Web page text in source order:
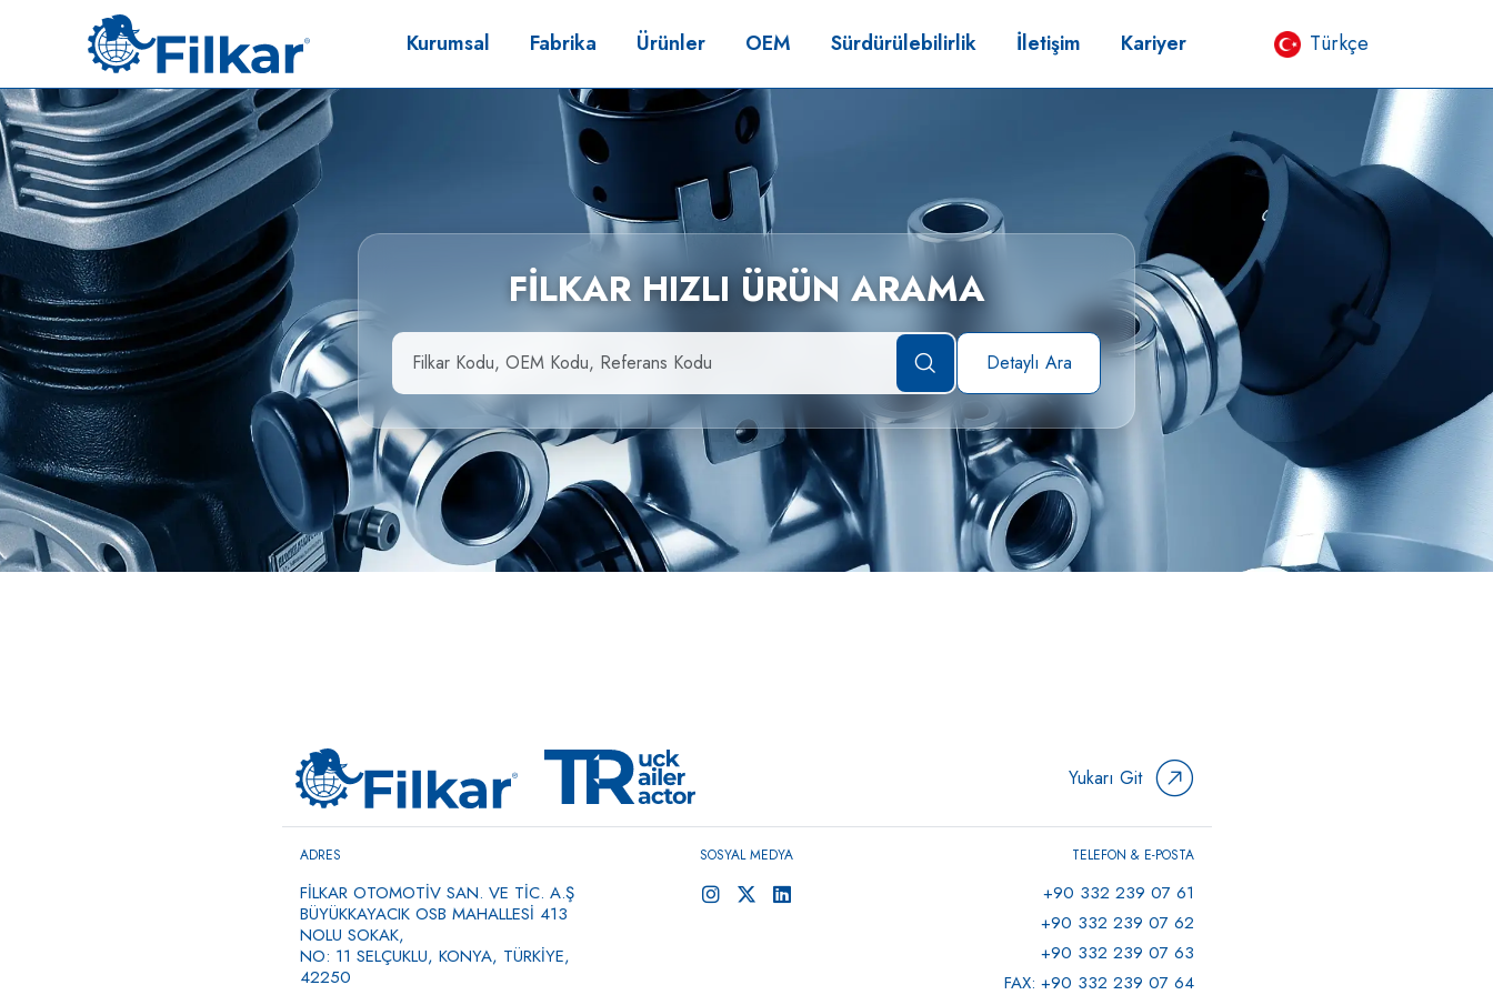
Kurumsal Fabrika Ürünler OEM Sürdürülebilirlik İletişim Kariyer Türkçe
FİLKAR HIZLI ÜRÜN ARAMA
Detaylı Ara
Yukarı Git
SOSYAL MEDYA
ADRES
FİLKAR OTOMOTİV SAN. VE TİC. A.Ş
BÜYÜKKAYACIK OSB MAHALLESİ 413
NOLU SOKAK,
NO: 11 SELÇUKLU, KONYA, TÜRKİYE,
42250
TELEFON & E-POSTA
+90 332 239 07 61
+90 332 239 07 62
+90 332 239 07 63
FAX: +90 332 239 07 64